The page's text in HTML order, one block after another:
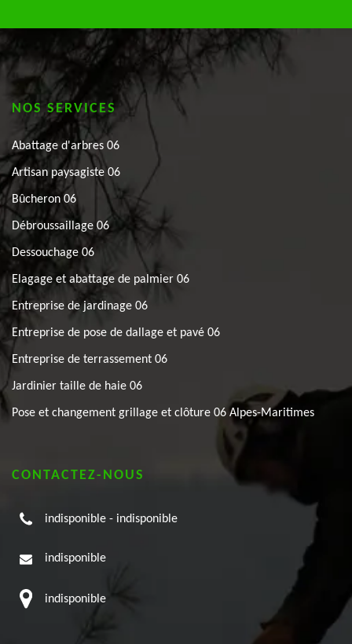
NOS SERVICES
Abattage d'arbres 06
Artisan paysagiste 06
Bûcheron 06
Débroussaillage 06
Dessouchage 06
Elagage et abattage de palmier 06
Entreprise de jardinage 06
Entreprise de pose de dallage et pavé 06
Entreprise de terrassement 06
Jardinier taille de haie 06
Pose et changement grillage et clôture 06 Alpes-Maritimes
CONTACTEZ-NOUS
indisponible - indisponible
indisponible
indisponible